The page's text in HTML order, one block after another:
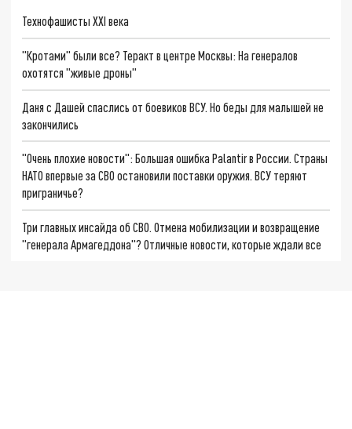
Технофашисты XXI века
"Кротами" были все? Теракт в центре Москвы: На генералов
охотятся "живые дроны"
Даня с Дашей спаслись от боевиков ВСУ. Но беды для малышей не
закончились
"Очень плохие новости": Большая ошибка Palantir в России. Страны
НАТО впервые за СВО остановили поставки оружия. ВСУ теряют
приграничье?
Три главных инсайда об СВО. Отмена мобилизации и возвращение
"генерала Армагеддона"? Отличные новости, которые ждали все